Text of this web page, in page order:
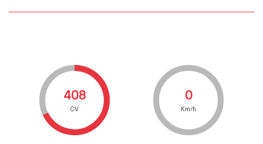
408
CV
0
Km/h